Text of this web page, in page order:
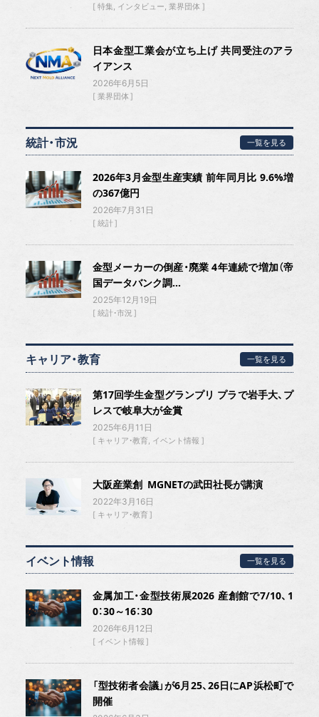
特集 インタビュー 業界団体
日本金型工業会が立ち上げ 共同受注のアラ
イアンス
2026年6月5日
業界団体
統計・市況 一覧を見る
2026年3月金型生産実績 前年同月比 9.6%増
の367億円
2026年7月31日
統計
金型メーカーの倒産・廃業 4年連続で増加（帝
国データバンク調...
2025年12月19日
統計・市況
キャリア・教育 一覧を見る
第17回学生金型グランプリ プラで岩手大、プ
レスで岐阜大が金賞
2025年6月11日
キャリア・教育 イベント情報
大阪産業創 MGNETの武田社長が講演
2022年3月16日
キャリア・教育
イベント情報 一覧を見る
金属加工・金型技術展2026 産創館で7/10、1
0：30～16：30
2026年6月12日
イベント情報
「型技術者会議」が6月25、26日にAP浜松町で
開催